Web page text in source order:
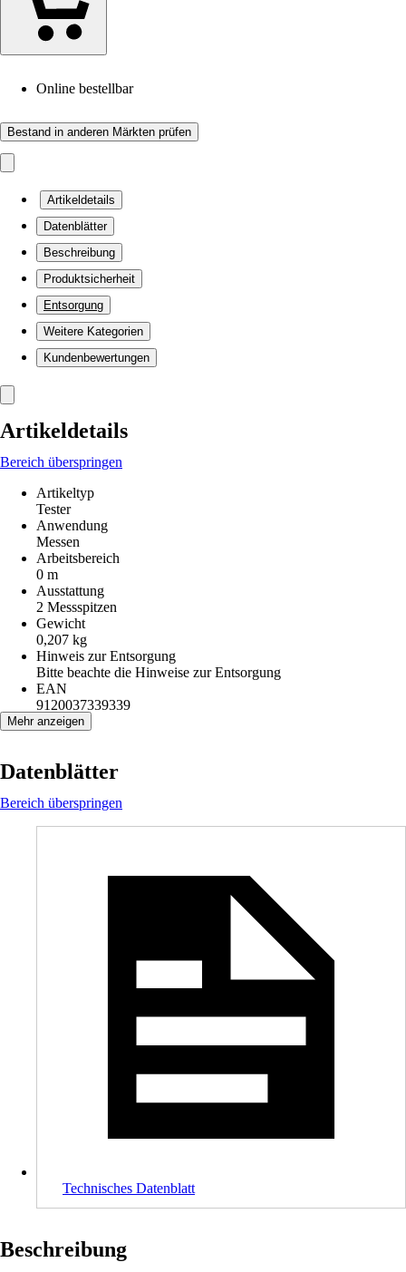
Online bestellbar
Bestand in anderen Märkten prüfen
Artikeldetails
Datenblätter
Beschreibung
Produktsicherheit
Entsorgung
Weitere Kategorien
Kundenbewertungen
Artikeldetails
Bereich überspringen
Artikeltyp
Tester
Anwendung
Messen
Arbeitsbereich
0 m
Ausstattung
2 Messspitzen
Gewicht
0,207 kg
Hinweis zur Entsorgung
Bitte beachte die Hinweise zur Entsorgung
EAN
9120037339339
Mehr anzeigen
Datenblätter
Bereich überspringen
Technisches Datenblatt
Beschreibung